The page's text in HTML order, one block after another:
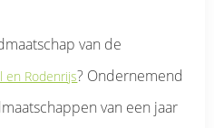
van de
en Rodenrijs? Ondernemend
van een jaar